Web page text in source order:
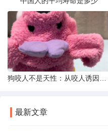
最新文章